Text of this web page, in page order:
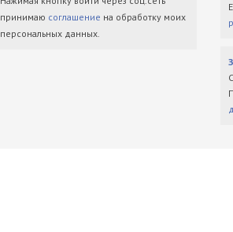
принимаю соглашение на обработку моих
персональных данных.